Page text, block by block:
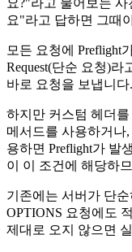
요?"라고 물어보는
요"라고 답하면 그때
모든 요청에 Preflight
Request(단순 요청)라
바로 요청을 보냅니다.
하지만 커스텀 헤더
메서드를 사용하거나,
용하면 Preflight가 발
이 이 조건에 해당하
기존에는 서버가 단
OPTIONS 요청에도
제대로 오지 않으면